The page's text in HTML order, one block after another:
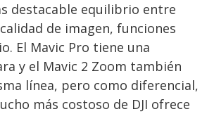
destacable equilibrio entre
de imagen, funciones
El Mavic Pro tiene una
y el Mavic 2 Zoom también
línea, pero como diferencial,
más costoso de DJI ofrece